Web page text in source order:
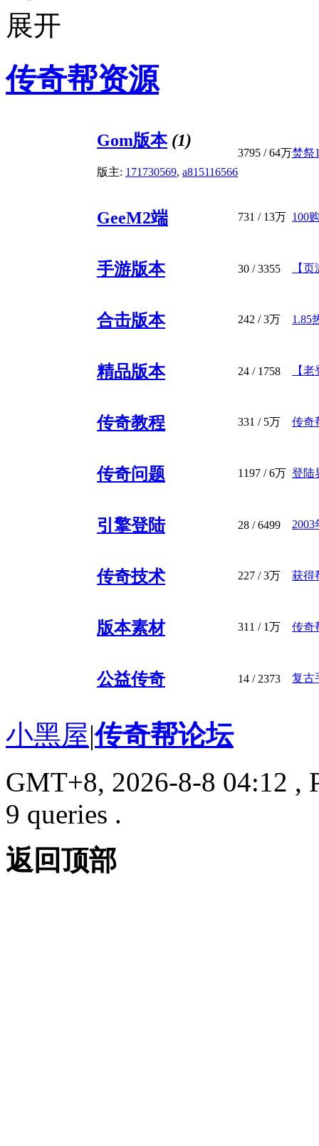
传奇帮资源
Gom版本(1)
版主: 171730569, a815116566
3795 /64万焚祭
GeeM2端 731 / 13万 100
手游版本 30 / 3355 【
合击版本 242 /3万 1.85
精品版本 24 / 1758 【
传奇教程 331 / 5万 传奇
传奇问题 1197 /6万 登陆
引擎登陆 28 / 6499
传奇技术 227 /3万 获得
版本素材 311 / 1万 传奇
公益传奇 14 / 2373 复古
小黑屋|传奇帮论坛
GMT+8, 2026-8-8 04:12 ,
9 queries .
返回顶部